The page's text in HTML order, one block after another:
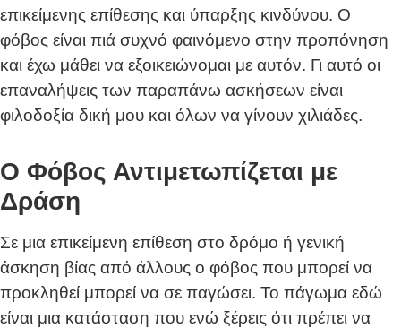
επικείμενης επίθεσης και ύπαρξης κινδύνου. Ο
φόβος είναι πιά συχνό φαινόμενο στην προπόνηση
και έχω μάθει να εξοικειώνομαι με αυτόν. Γι αυτό οι
επαναλήψεις των παραπάνω ασκήσεων είναι
φιλοδοξία δική μου και όλων να γίνουν χιλιάδες.
Ο Φόβος Αντιμετωπίζεται με
Δράση
Σε μια επικείμενη επίθεση στο δρόμο ή γενική
άσκηση βίας από άλλους ο φόβος που μπορεί να
προκληθεί μπορεί να σε παγώσει. Το πάγωμα εδώ
είναι μια κατάσταση που ενώ ξέρεις ότι πρέπει να